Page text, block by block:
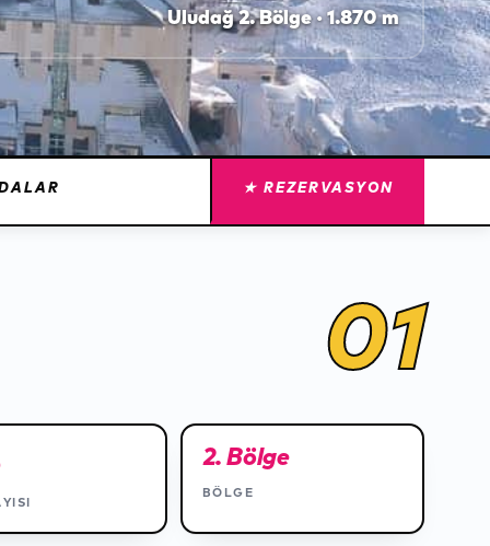
Uludağ 2. Bölge · 1.870 m
★ REZERVASYON
01
2. Bölge
BÖLGE